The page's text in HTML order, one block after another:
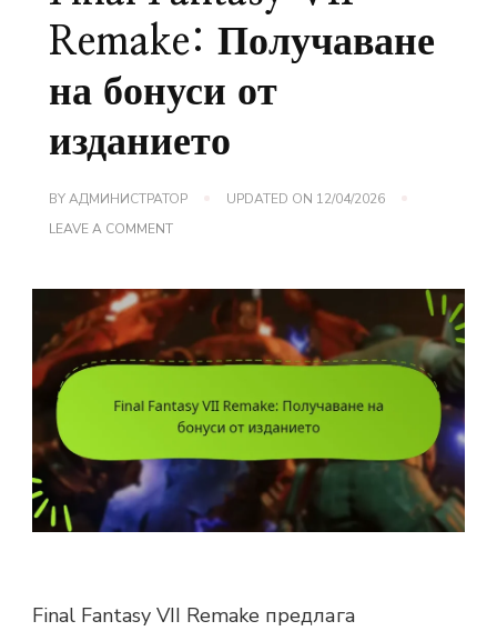
Remake: Получаване
на бонуси от
изданието
BYАДМИНИСТРАТОР UPDATED ON 12/04/2026
LEAVE A COMMENTON
REMAKE:
ПОЛУЧАВАНЕ
БОНУСИ
ИЗДАНИЕТО
Final Fantasy VII Remake предлага